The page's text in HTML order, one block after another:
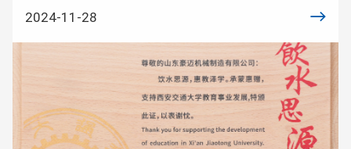
2024-11-28